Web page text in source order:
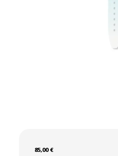
85,00 €